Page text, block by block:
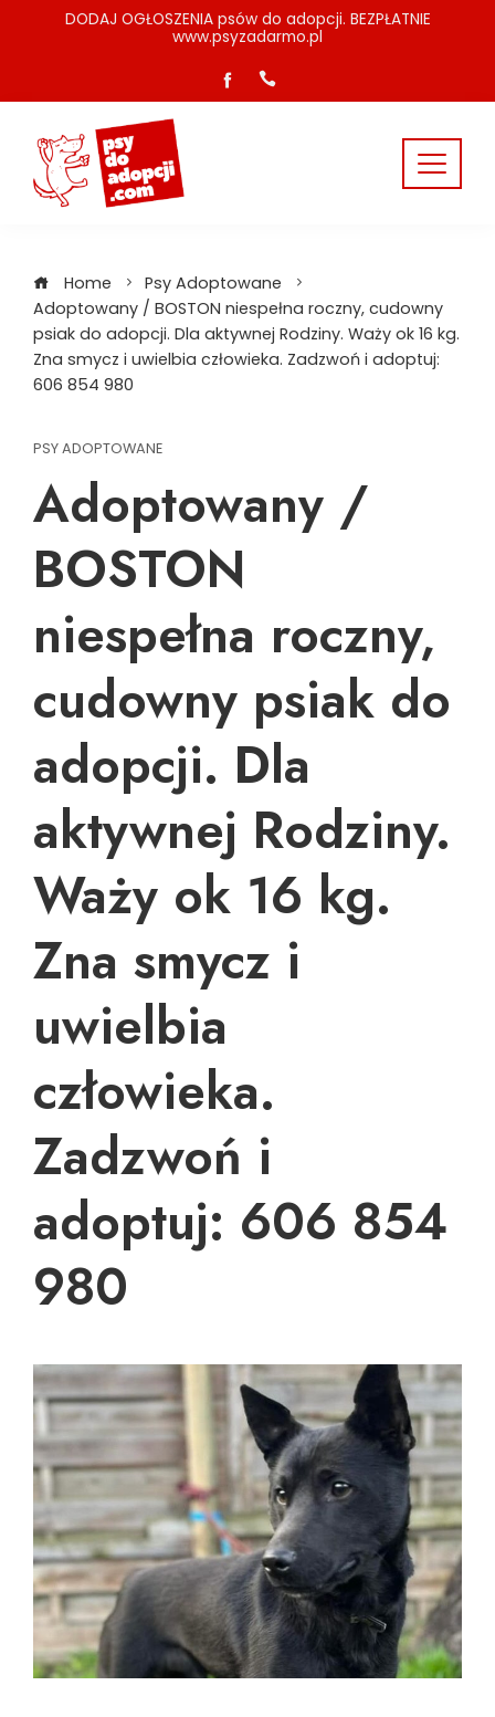
DODAJ OGŁOSZENIA psów do adopcji. BEZPŁATNIE
www.psyzadarmo.pl
Home
Psy Adoptowane
Adoptowany / BOSTON niespełna roczny, cudowny
psiak do adopcji. Dla aktywnej Rodziny. Waży ok 16 kg.
Zna smycz i uwielbia człowieka. Zadzwoń i adoptuj:
606 854 980
PSY ADOPTOWANE
Adoptowany /
BOSTON
niespełna roczny,
cudowny psiak do
adopcji. Dla
aktywnej Rodziny.
Waży ok 16 kg.
Zna smycz i
uwielbia
człowieka.
Zadzwoń i
adoptuj: 606 854
980